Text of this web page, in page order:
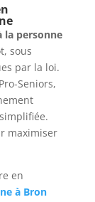
la personne
sous
par la loi.
Seniors,
maximiser
en
à Bron